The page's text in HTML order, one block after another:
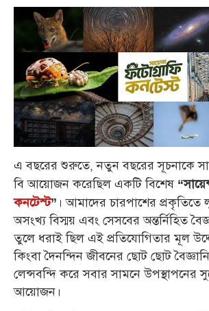
এ বছরের শুরুতে, নতুন বছরের সূচনাকে
বি আয়োজন করেছিল একটি বিশেষ
কনটেস্ট” । আমাদের চারপাশের প্রকৃতিতে
অসংখ্য বিস্ময় এবং সেসবের অন্তর্নিহিত
তুলে ধরাই ছিল এই প্রতিযোগিতার মূল
কিংবা দৈনন্দিন জীবনের ছোট ছোট
লেন্সবন্দি করে সবার সামনে
আয়োজন।